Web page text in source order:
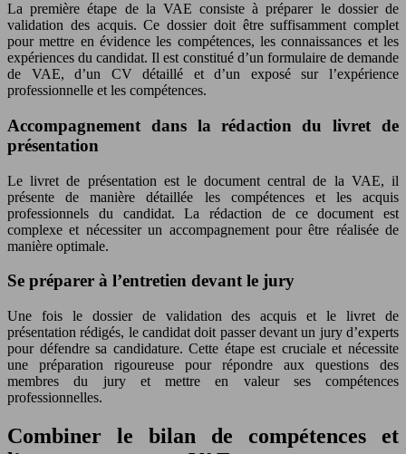
La première étape de la VAE consiste à préparer le dossier de
validation des acquis. Ce dossier doit être suffisamment complet
pour mettre en évidence les compétences, les connaissances et les
expériences du candidat. Il est constitué d’un formulaire de demande
de VAE, d’un CV détaillé et d’un exposé sur l’expérience
professionnelle et les compétences.
Accompagnement dans la rédaction du livret de
présentation
Le livret de présentation est le document central de la VAE, il
présente de manière détaillée les compétences et les acquis
professionnels du candidat. La rédaction de ce document est
complexe et nécessiter un accompagnement pour être réalisée de
manière optimale.
Se préparer à l’entretien devant le jury
Une fois le dossier de validation des acquis et le livret de
présentation rédigés, le candidat doit passer devant un jury d’experts
pour défendre sa candidature. Cette étape est cruciale et nécessite
une préparation rigoureuse pour répondre aux questions des
membres du jury et mettre en valeur ses compétences
professionnelles.
Combiner le bilan de compétences et